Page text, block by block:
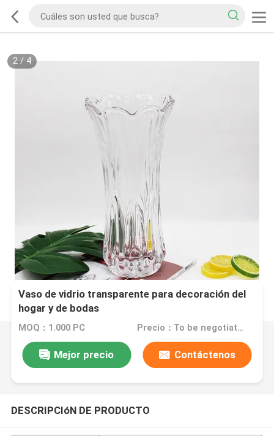
2/ 4
Vaso de vidrio transparente para decoración del
hogar y de bodas
MOQ：1.000 PC Precio：To be negotiated
Mejor precio Contáctenos
DESCRIPCIóN DE PRODUCTO